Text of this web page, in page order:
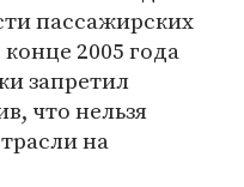
пассажирских
2005 года
запретил
что нельзя
на